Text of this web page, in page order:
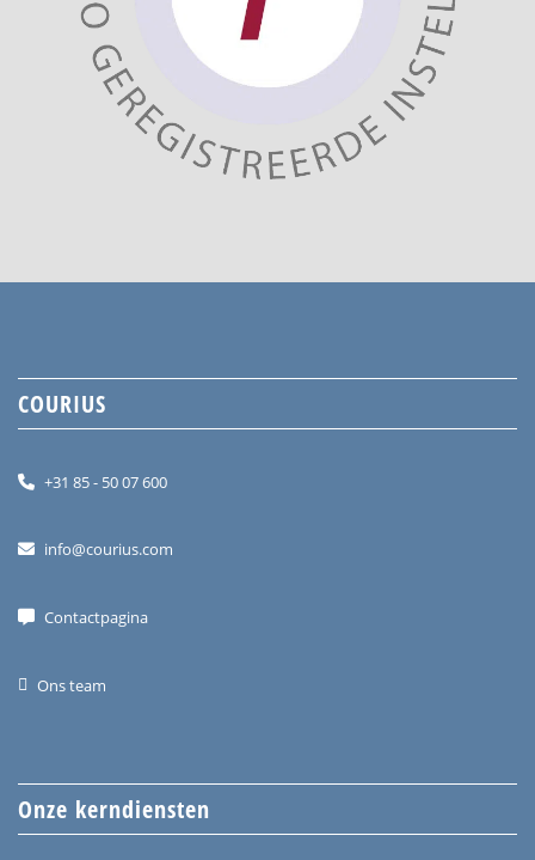
COURIUS
+31 85 - 50 07 600
info@courius.com
Contactpagina
Ons team
Onze kerndiensten